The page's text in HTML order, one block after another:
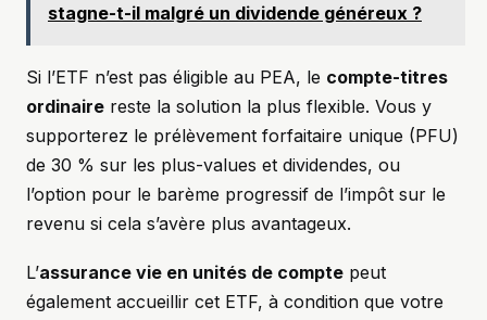
stagne-t-il malgré un dividende généreux ?
Si l’ETF n’est pas éligible au PEA, le compte-titres
ordinaire reste la solution la plus flexible. Vous y
supporterez le prélèvement forfaitaire unique (PFU)
de 30 % sur les plus-values et dividendes, ou
l’option pour le barème progressif de l’impôt sur le
revenu si cela s’avère plus avantageux.
L’assurance vie en unités de compte peut
également accueillir cet ETF, à condition que votre